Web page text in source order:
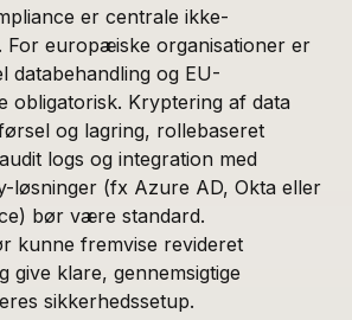
er centrale ikke-
For europæiske organisationer er
databehandling og EU-
obligatorisk. Kryptering af data
og lagring, rollebaseret
logs og integration med
løsninger (fx Azure AD, Okta eller
bør være standard.
kunne fremvise revideret
give klare, gennemsigtige
sikkerhedssetup.